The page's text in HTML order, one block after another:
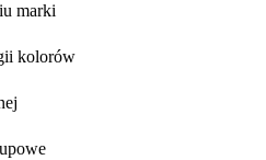
marki
kolorów